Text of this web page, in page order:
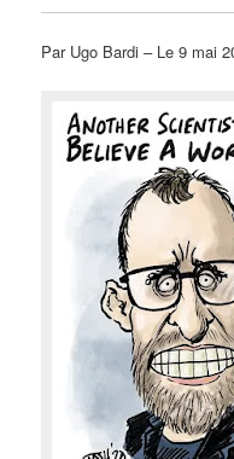
Par Ugo Bardi – Le 9 mai